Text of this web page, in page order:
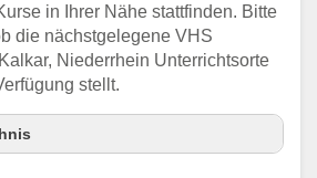
in Ihrer Nähe stattfinden. Bitte
die nächstgelegene VHS
Niederrhein Unterrichtsorte
stellt.